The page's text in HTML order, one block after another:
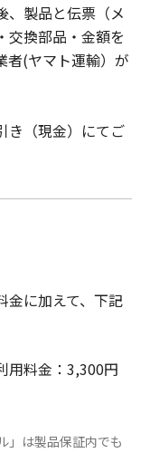
、製品と伝票（メ
交換部品・金額を
者(ヤマト運輸）が
き（現金）にてご
金に加えて、下記
用料金：3,300円
」は製品保証内でも